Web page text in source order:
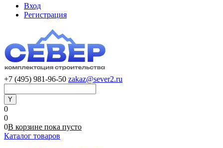
Вход
Регистрация
+7 (495) 981-96-50 zakaz@sever2.ru
0
0
0В корзине пока пусто
Каталог товаров